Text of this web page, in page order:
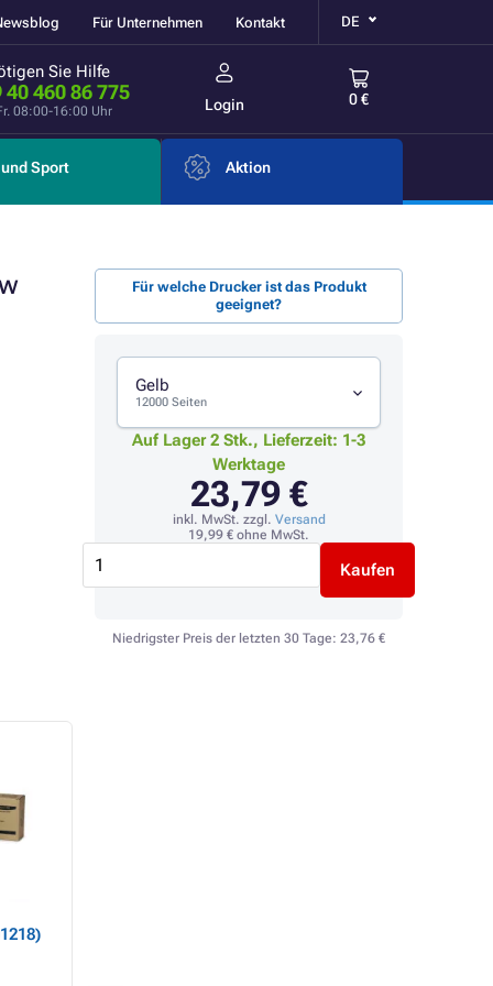
Für Unternehmen Kontakt DE
Sie Hilfe
40 460 86 775
08:00-16:00 Uhr Login 0 €
Sport Aktion
Für welche Drucker ist das Produkt
geeignet?
Gelb
12000 Seiten
Auf Lager 2 Stk., Lieferzeit: 1-3
Werktage
23,79 €
inkl. MwSt. zzgl. Versand
19,99 € ohne MwSt.
Kaufen
Niedrigster Preis der letzten 30 Tage: 23,76 €